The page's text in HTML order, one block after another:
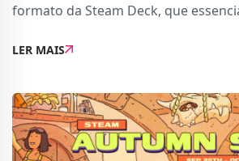
formato da Steam Deck, que
formato amigável para jogar. A
LER MAIS